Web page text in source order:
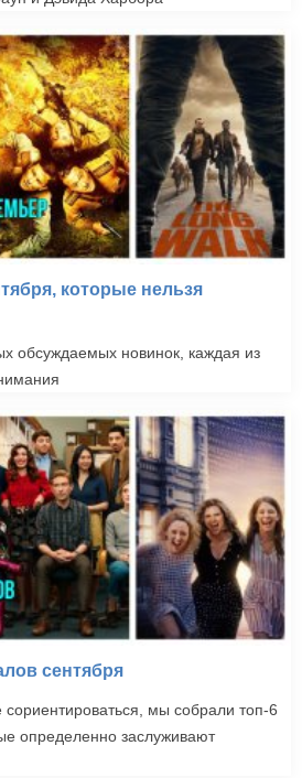
которые нельзя
обсуждаемых новинок, каждая из
сентября
мы собрали топ-6
определенно заслуживают